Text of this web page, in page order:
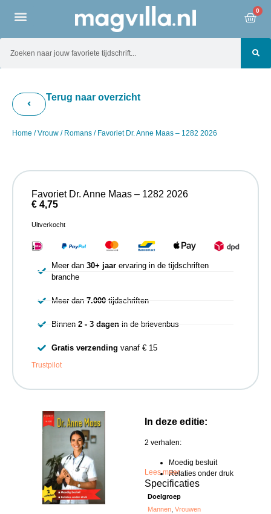
0
Terug naar overzicht
Home /Vrouw / Romans / Favoriet Dr. Anne Maas – 1282 2026
In deze editie:
2 verhalen:
Moedig besluit
Relaties onder druk
Lees meer
Specificaties
Doelgroep
Mannen,Vrouwen
Favoriet Dr. Anne Maas – 1282 2026
€ 4,75
Uitverkocht
Meer dan 30+ jaarervaring in de tijdschriften
branche
Meer dan 7.000tijdschriften
Binnen 2 - 3 dagenin de brievenbus
Gratis verzending vanaf € 15
Trustpilot